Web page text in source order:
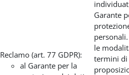
Reclamo (art. 77 GDPR):
al Garante per la
Garante
le
termini di